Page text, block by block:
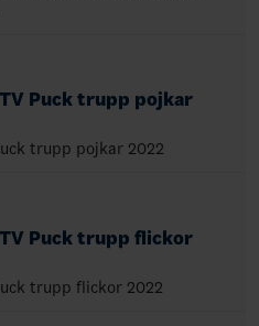
Puck trupp pojkar
trupp pojkar 2022
Puck trupp flickor
trupp flickor 2022